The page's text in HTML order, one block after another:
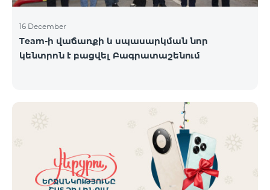
16 December
Team-ի վաճառքի և սպասարկման նոր
կենտրոն է բացվել Բագրատաշենում